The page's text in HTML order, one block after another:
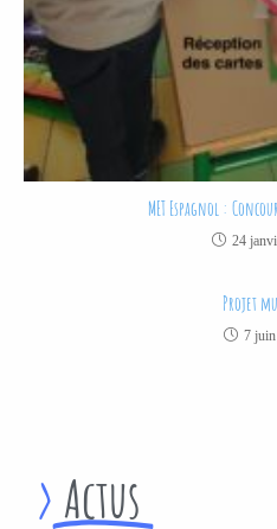
MET Espagnol :
24
Projet
7
> Actus